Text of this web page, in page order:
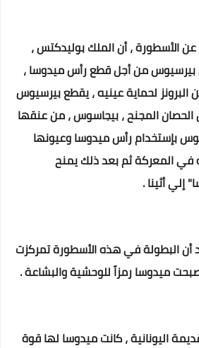
عن الأسطورة ، أن الملك بوليدكتس ،
من أجل قطع رأس ميدوسا ،
لحماية عينيه ، يقطع بيرسيوس
المجنح ، بيجاسوس ، من عنقها
بإستخدام رأس ميدوسا وعيونها
في المعركة ثمبعد ذلك يمنح
أثينا .
أن البطولة في هذه الأسطورة تمركزت
ميدوسا رمزاً للوحشية والبشاعة .
اليونانية ، كانت ميدوسا لها قوة